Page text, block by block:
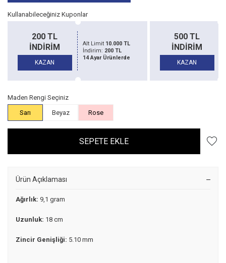
Kullanabileceğiniz Kuponlar
200 TL
İNDİRİM
KAZAN
Alt Limit 10.000 TL
İndirim: 200 TL
14 Ayar Ürünlerde
500 TL
İNDİRİM
KAZAN
Maden Rengi Seçiniz
Sarı
Beyaz Rose
SEPETE EKLE
Ürün Açıklaması
Ağırlık: 9,1 gram
Uzunluk: 18 cm
Zincir Genişliği: 5.10 mm